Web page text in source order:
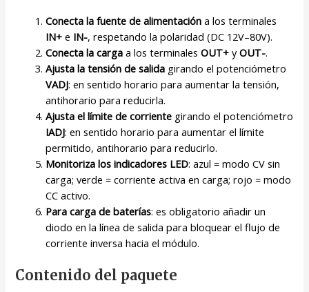
Conecta la fuente de alimentación a los terminales
IN+ e IN-, respetando la polaridad (DC 12V–80V).
Conecta la carga a los terminalesOUT+ yOUT-.
Ajusta la tensión de salida girando el potenciómetro
VADJ: en sentido horario para aumentar la tensión,
antihorario para reducirla.
Ajusta el límite de corriente girando el potenciómetro
IADJ: en sentido horario para aumentar el límite
permitido, antihorario para reducirlo.
Monitoriza los indicadores LED: azul = modo CV sin
carga; verde = corriente activa en carga; rojo = modo
CC activo.
Para carga de baterías: es obligatorio añadir un
diodo en la línea de salida para bloquear el flujo de
corriente inversa hacia el módulo.
Contenido del paquete